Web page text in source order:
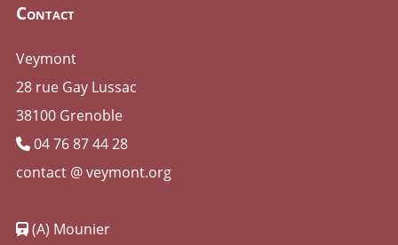
Contact
Veymont
28 rue Gay Lussac
38100 Grenoble
04 76 87 44 28
contact @ veymont.org
(A) Mounier